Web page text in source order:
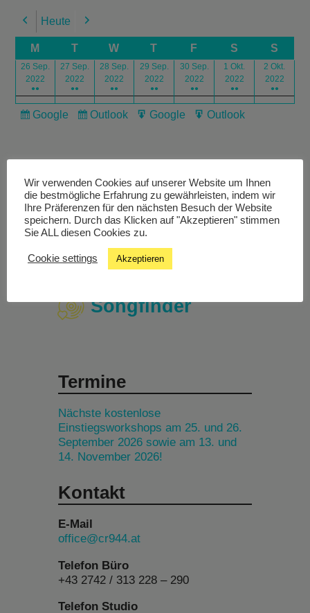
Previous
Heute Next
M T W T F S S
26 Sep.
2022
●●
27 Sep.
2022
●●
28 Sep.
2022
●●
29 Sep.
2022
●●
30 Sep.
2022
●●
1 Okt.
2022
●●
2 Okt.
2022
●●
Subscribe
Google
Subscribe
Outlook
Export
Google
Export
Outlook
Livestream
Studiochat
Songfinder
Termine
Nächste kostenlose
Einstiegsworkshops am 25. und 26.
September 2026 sowie am 13. und
14. November 2026!
Kontakt
E-Mail
office@cr944.at
Telefon Büro
+43 2742 / 313 228 – 290
Telefon Studio
Wir verwenden Cookies auf unserer Website um Ihnen
die bestmögliche Erfahrung zu gewährleisten, indem wir
Ihre Präferenzen für den nächsten Besuch der Website
speichern. Durch das Klicken auf "Akzeptieren" stimmen
Sie ALL diesen Cookies zu.
Cookie settings Akzeptieren